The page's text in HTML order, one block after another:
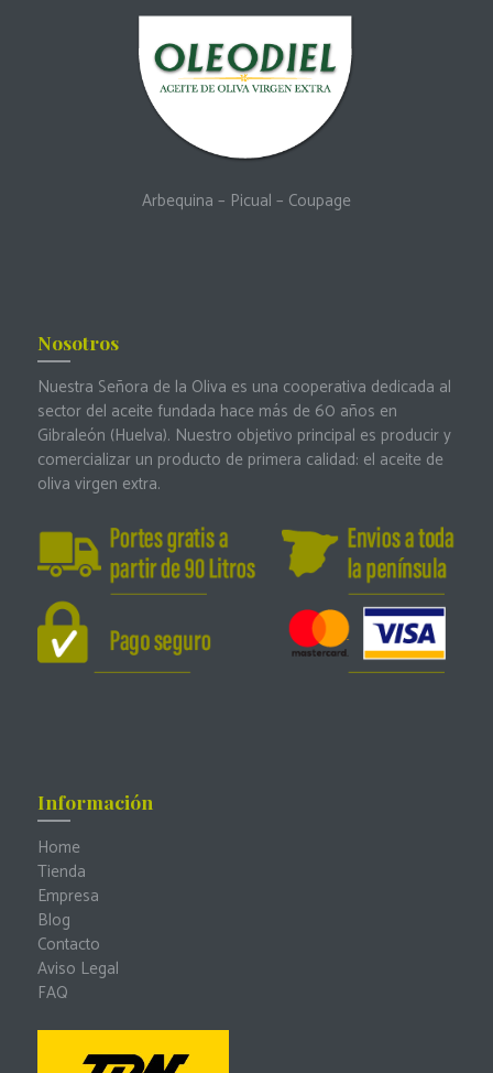
Arbequina – Picual – Coupage
Nosotros
Nuestra Señora de la Oliva es una cooperativa dedicada al
sector del aceite fundada hace más de 60 años en
Gibraleón (Huelva). Nuestro objetivo principal es producir y
comercializar un producto de primera calidad: el aceite de
oliva virgen extra.
Información
Home
Tienda
Empresa
Blog
Contacto
Aviso Legal
FAQ